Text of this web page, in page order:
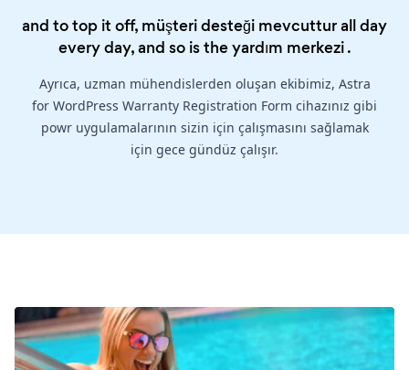
and to top it off, müşteri desteği mevcuttur all day
every day, and so is theyardım merkezi.
Ayrıca, uzman mühendislerden oluşan ekibimiz, Astra
for WordPress Warranty Registration Form cihazınız gibi
powr uygulamalarının sizin için çalışmasını sağlamak
için gece gündüz çalışır.